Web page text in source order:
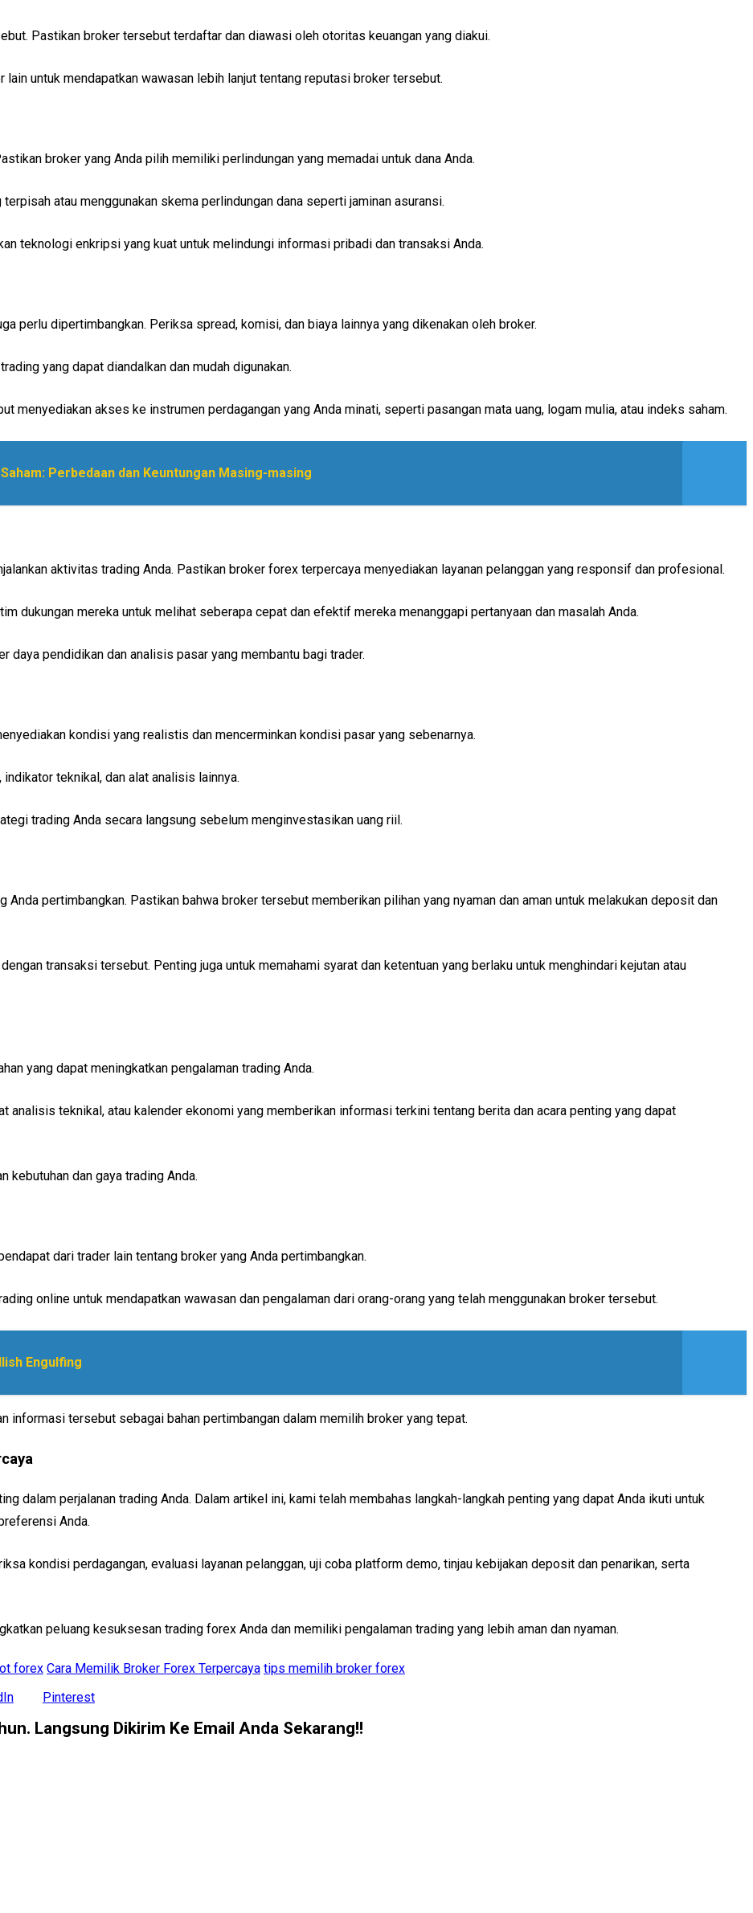
Pastikan broker tersebut terdaftar dan diawasi oleh otoritas keuangan yang diakui.
untuk mendapatkan wawasan lebih lanjut tentang reputasi broker tersebut.
broker yang Anda pilih memiliki perlindungan yang memadai untuk dana Anda.
atau menggunakan skema perlindungan dana seperti jaminan asuransi.
teknologi enkripsi yang kuat untuk melindungi informasi pribadi dan transaksi Anda.
perlu dipertimbangkan. Periksa spread, komisi, dan biaya lainnya yang dikenakan oleh broker.
yang dapat diandalkan dan mudah digunakan.
menyediakan akses ke instrumen perdagangan yang Anda minati, seperti pasangan mata uang, logam mulia, atau indeks saham.
Perbedaan dan Keuntungan Masing-masing
aktivitas trading Anda. Pastikan broker forex terpercaya menyediakan layanan pelanggan yang responsif dan profesional.
dukungan mereka untuk melihat seberapa cepat dan efektif mereka menanggapi pertanyaan dan masalah Anda.
daya pendidikan dan analisis pasar yang membantu bagi trader.
kondisi yang realistis dan mencerminkan kondisi pasar yang sebenarnya.
teknikal, dan alat analisis lainnya.
trading Anda secara langsung sebelum menginvestasikan uang riil.
pertimbangkan. Pastikan bahwa broker tersebut memberikan pilihan yang nyaman dan aman untuk melakukan deposit dan
transaksi tersebut. Penting juga untuk memahami syarat dan ketentuan yang berlaku untuk menghindari kejutan atau
yang dapat meningkatkan pengalaman trading Anda.
analisis teknikal, atau kalender ekonomi yang memberikan informasi terkini tentang berita dan acara penting yang dapat
kebutuhan dan gaya trading Anda.
dari trader lain tentang broker yang Anda pertimbangkan.
online untuk mendapatkan wawasan dan pengalaman dari orang-orang yang telah menggunakan broker tersebut.
Engulfing
informasi tersebut sebagai bahan pertimbangan dalam memilih broker yang tepat.
dalam perjalanan trading Anda. Dalam artikel ini, kami telah membahas langkah-langkah penting yang dapat Anda ikuti untuk
Anda.
kondisi perdagangan, evaluasi layanan pelanggan, uji coba platform demo, tinjau kebijakan deposit dan penarikan, serta
peluang kesuksesan trading forex Anda dan memiliki pengalaman trading yang lebih aman dan nyaman.
forex Cara Memilik Broker Forex Terpercaya tips memilih broker forex
Pinterest
Langsung Dikirim Ke Email Anda Sekarang!!